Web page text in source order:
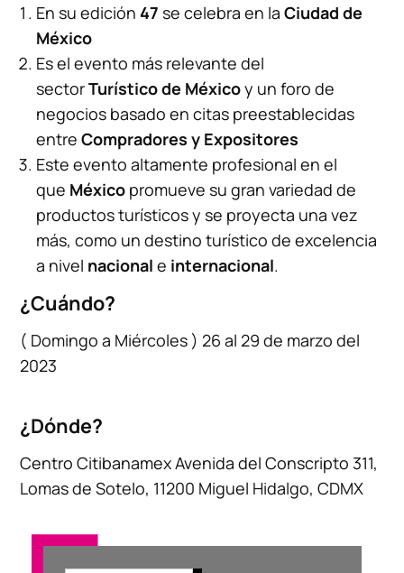
En su edición 47 se celebra en laCiudad de
México
Es el evento más relevante del
sectorTurístico de Méxicoy un foro de
negocios basado en citas preestablecidas
entreCompradores y Expositores
Este evento altamente profesional en el
que México promueve su gran variedad de
productos turísticos y se proyecta una vez
más, como un destino turístico de excelencia
a nivel nacional e internacional.
¿Cuándo?
( Domingo a Miércoles ) 26 al 29 de marzo del
2023
¿Dónde?
Centro Citibanamex Avenida del Conscripto 311,
Lomas de Sotelo, 11200 Miguel Hidalgo, CDMX